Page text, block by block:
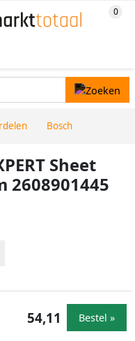
Bosch
Sheet
2608901445
54,11 Bestel »